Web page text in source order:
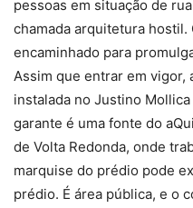
pessoas em situação de
chamada arquitetura
encaminhado para
Assim que entrar em vigor,
instalada no Justino
garante é uma fonte do
de Volta Redonda, onde
marquise do prédio pode
prédio. É área pública, e o